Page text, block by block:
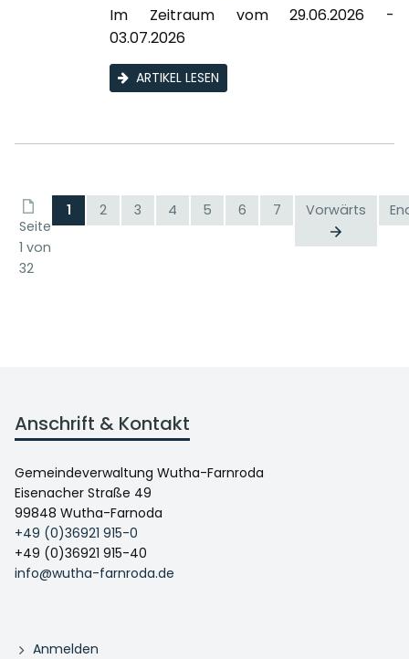
Im Zeitraum vom 29.06.2026 -
03.07.2026
ARTIKEL LESEN
Seite
1 von
32
1 2 3 4 5 6 7 Vorwärts
Anschrift & Kontakt
Gemeindeverwaltung Wutha-Farnroda
Eisenacher Straße 49
99848 Wutha-Farnoda
+49 (0)36921 915-0
+49 (0)36921 915-40
info@wutha-farnroda.de
Anmelden